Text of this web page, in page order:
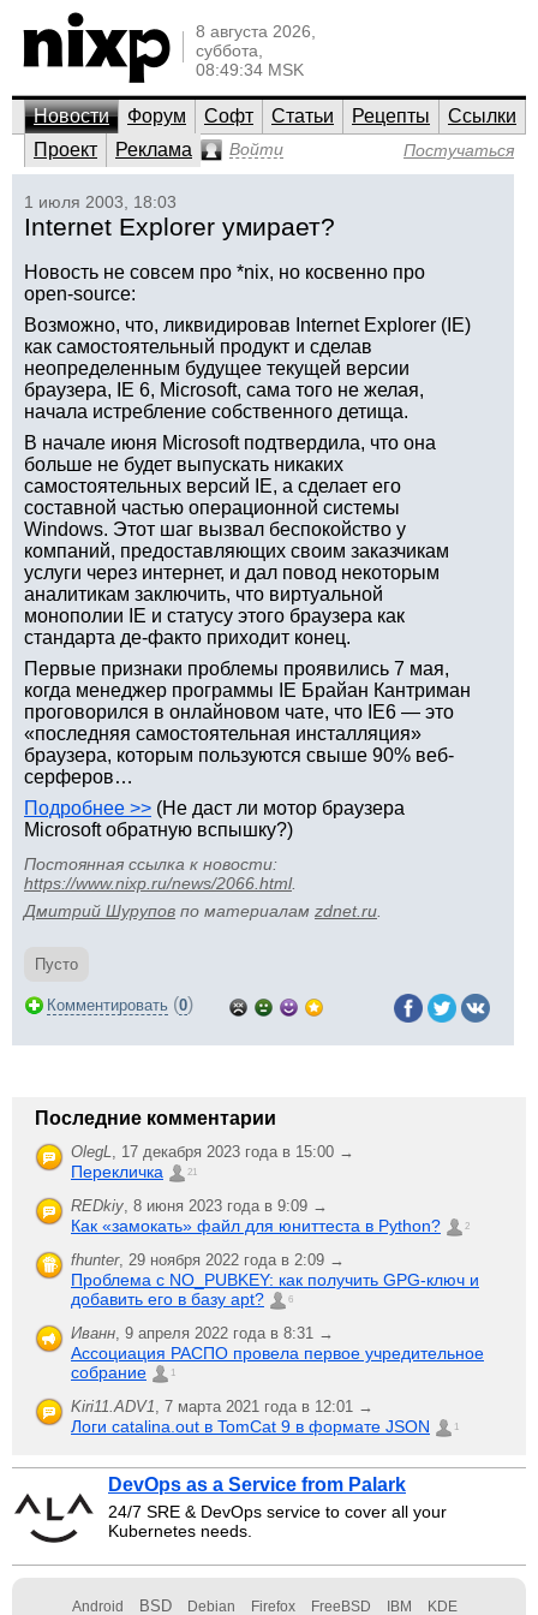
8 августа 2026,
суббота,
08:49:34 MSK
Новости Форум Софт Статьи Рецепты
Ссылки
Проект
Реклама Войти Постучаться
1 июля 2003, 18:03
Internet Explorer умирает?
Новость не совсем про *nix, но косвенно про
open-source:
Возможно, что, ликвидировав Internet Explorer (IE)
как самостоятельный продукт и сделав
неопределенным будущее текущей версии
браузера, IE 6, Microsoft, сама того не желая,
начала истребление собственного детища.
В начале июня Microsoft подтвердила, что она
больше не будет выпускать никаких
самостоятельных версий IE, а сделает его
составной частью операционной системы
Windows. Этот шаг вызвал беспокойство у
компаний, предоставляющих своим заказчикам
услуги через интернет, и дал повод некоторым
аналитикам заключить, что виртуальной
монополии IE и статусу этого браузера как
стандарта де-факто приходит конец.
Первые признаки проблемы проявились 7 мая,
когда менеджер программы IE Брайан Кантриман
проговорился в онлайновом чате, что IE6 — это
«последняя самостоятельная инсталляция»
браузера, которым пользуются свыше 90% веб-
серферов…
Подробнее >> (Не даст ли мотор браузера
Microsoft обратную вспышку?)
Постоянная ссылка к новости:
https://www.nixp.ru/news/2066.html.
Дмитрий Шурупов по материалам zdnet.ru
Пусто
Комментировать (0)
Последние комментарии
OlegL, 17 декабря 2023 года в 15:00 →
Перекличка 21
REDkiy, 8 июня 2023 года в 9:09 →
Как «замокать» файл для юниттеста в Python? 2
fhunter, 29 ноября 2022 года в 2:09 →
Проблема с NO_PUBKEY: как получить GPG-ключ и
добавить его в базу apt?
6
Иванн, 9 апреля 2022 года в 8:31 →
Ассоциация РАСПО провела первое учредительное
собрание
1
Kiri11.ADV1, 7 марта 2021 года в 12:01 →
Логи catalina.out в TomCat 9 в формате JSON 1
DevOps as a Service from Palark
24/7 SRE & DevOps service to cover all your
Kubernetes needs.
Android BSD Debian Firefox FreeBSD IBM KDE